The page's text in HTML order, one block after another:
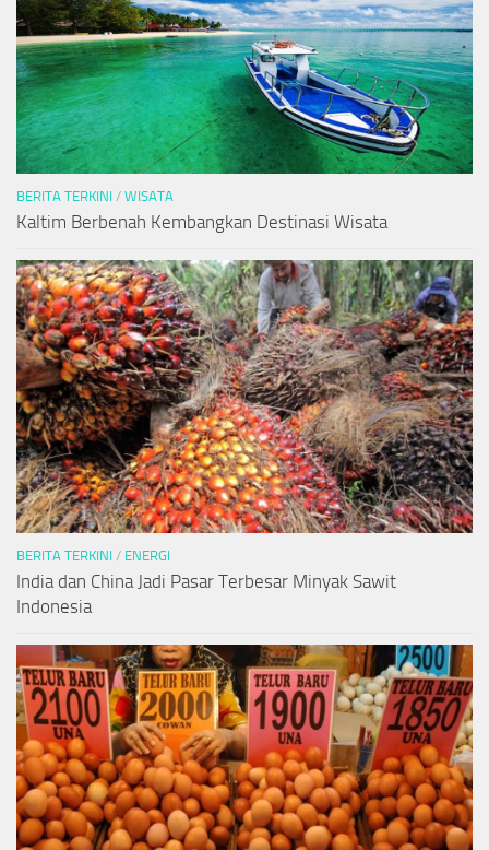
BERITA TERKINI / WISATA
Kaltim Berbenah Kembangkan Destinasi Wisata
BERITA TERKINI / ENERGI
India dan China Jadi Pasar Terbesar Minyak Sawit
Indonesia